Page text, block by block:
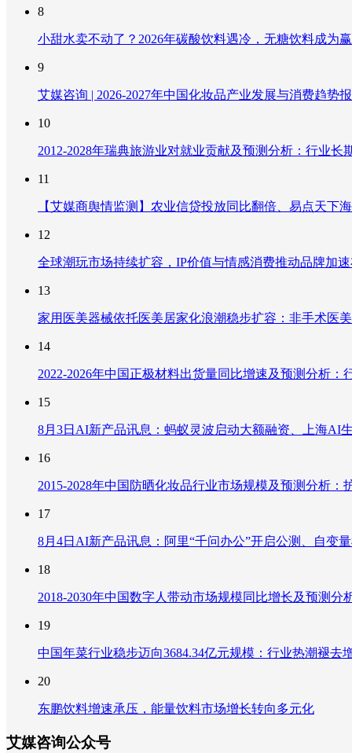
8
小甜水卖不动了？2026年碳酸饮料遇冷，无糖饮料成为
9
艾媒咨询 | 2026-2027年中国化妆品产业发展与消费趋势
10
2012-2028年瑞典旅游业对就业贡献及预测分析：行业
11
【艾媒商舆情监测】农业信贷投放同比翻倍、易点天下
12
全球潮玩市场持续扩容，IP价值与情感消费推动品牌加
13
家用医美器械依托医美居家化浪潮稳步扩容：非手术医
14
2022-2026年中国正极材料出货量同比增速及预测分析
15
8月3日AI新产品讯息：蚂蚁灵波启动大额融资、上海AI
16
2015-2028年中国防晒化妆品行业市场规模及预测分析
17
8月4日AI新产品讯息：阿里“千问办公”开启公测、自变
18
2018-2030年中国数字人带动市场规模同比增长及预测
19
中国年菜行业稳步迈向3684.34亿元规模：行业热潮褪
20
东鹏饮料增速承压，能量饮料市场增长转向多元化
艾媒咨询公众号